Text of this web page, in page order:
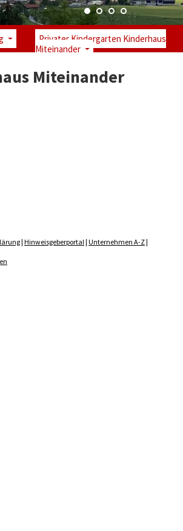
Privater Kindergarten Kinderhaus
Miteinander
Miteinander
| Hinweisgeberportal| Unternehmen A-Z|